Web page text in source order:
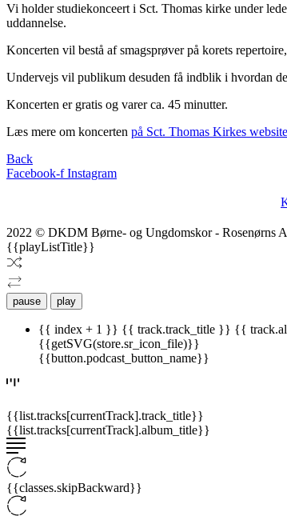
Vi holder studiekonceert i Sct. Thomas kirke under
uddannelse.
Koncerten vil bestå af smagsprøver på korets
Undervejs vil publikum desuden få indblik i hvordan
Koncerten er gratis og varer ca. 45 minutter.
Læs mere om koncerten på Sct. Thomas Kirkes website
Back
Facebook-f Instagram
2022 © DKDM Børne- og Ungdomskor - Rosenørns
{{playListTitle}}
pause play
{{ index + 1 }} {{ track.track_title }} {{
{{getSVG(store.sr_icon_file)}}
{{button.podcast_button_name}}
{{list.tracks[currentTrack].track_title}}
{{list.tracks[currentTrack].album_title}}
{{classes.skipBackward}}